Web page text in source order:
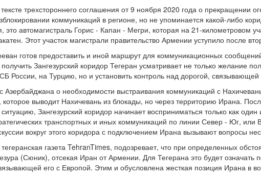
трехстороннего соглашения от 9 ноября 2020 года о прекращении
коммуникаций в регионе, но не упоминается какой-либо
это автомагистраль Горис - Капан - Мегри, которая на 21-километровом
Этот участок магистрали правительство Армении уступило после
готов предоставить и иной маршрут для коммуникационных
Зангезурский коридор Тегеран усматривает не только желание
России, на Турцию, но и установить контроль над дорогой,
Азербайджана о необходимости выстраивания коммуникаций с
которое выводит Нахичевань из блокады, но через территорию Ирана.
Зангезурский коридор начинает восприниматься только как
транспортных и иных коммуникаций по линии Север - Юг,
вокруг этого коридора с подключением Ирана вызывают вопросы
газета TehranTimes, подозревает, что при определенных
(Сюник), отсекая Иран от Армении. Для Тегерана это будет означать
его с Европой. Этим и обусловлена жесткая позиция Ирана в